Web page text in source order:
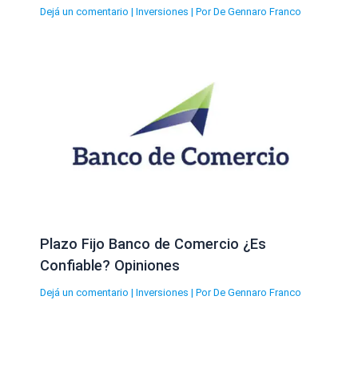
Dejá un comentario | Inversiones | Por De Gennaro Franco
Plazo Fijo Banco de Comercio ¿Es
Confiable? Opiniones
Dejá un comentario | Inversiones | Por De Gennaro Franco